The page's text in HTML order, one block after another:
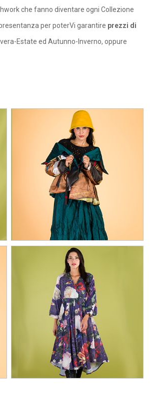
che fanno diventare ogni Collezione
per poterVi garantire prezzi di
Estate ed Autunno-Inverno, oppure